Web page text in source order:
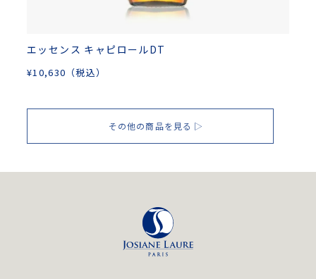
エッセンス キャピロールDT
¥10,630 （税込）
その他の商品を見る